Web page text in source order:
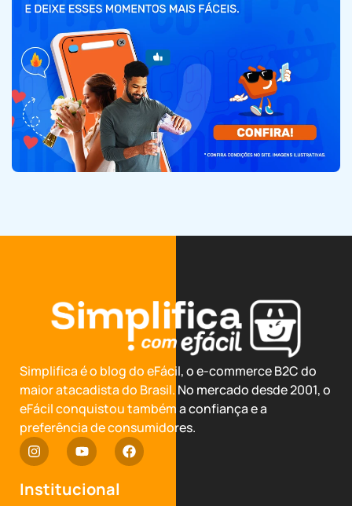
Simplifica é o blog do eFácil, o e-commerce B2C do
maior atacadista do Brasil. No mercado desde 2001, o
eFácil conquistou também a confiança e a
preferência de consumidores.
Institucional